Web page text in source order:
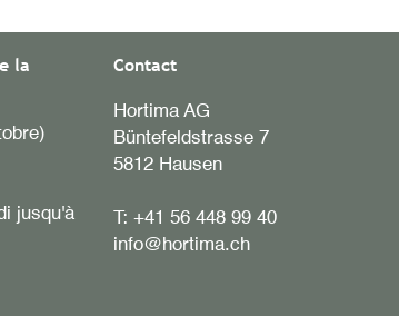
la
jusqu'à
Contact
Hortima AG
Büntefeldstrasse 7
5812 Hausen
T: +41 56 448 99 40
info@hortima.ch